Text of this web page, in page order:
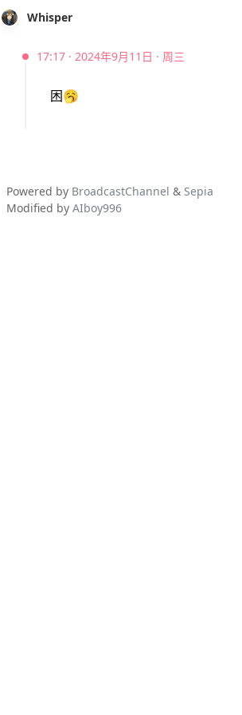
Whisper
17:17 · 2024年9月11日 · 周三
困🥱
Powered by BroadcastChannel & Sepia
Modified by AIboy996